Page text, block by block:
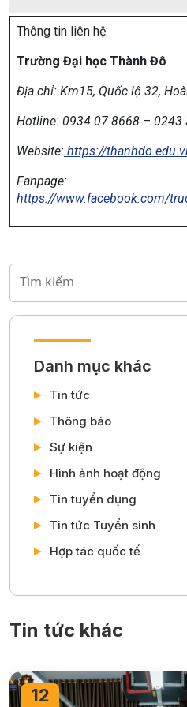
Thông tin liên hệ:
Trường Đại học Thành Đô
Địa chỉ: Km15, Quốc lộ 32,
Hotline: 0934 07 8668 – 0243
Website: https://
Fanpage:
https://www.facebook.com/
Danh mục khác
Tin tức
Thông báo
Sự kiện
Hình ảnh hoạt động
Tin tuyển dụng
Tin tức Tuyển sinh
Hợp tác quốc tế
Tin tức khác
12